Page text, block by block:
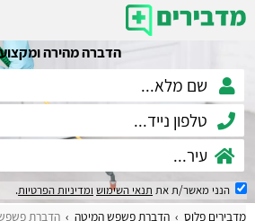
הדברה מהירה
הנני מאשר/ת את תנאי השימוש ומדיניות הפרטיות.
מדבירים פלוס הדברת פשפש המיטה הדברת